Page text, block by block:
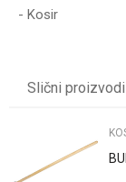
- Kosir
Poruka
Slični proizvodi